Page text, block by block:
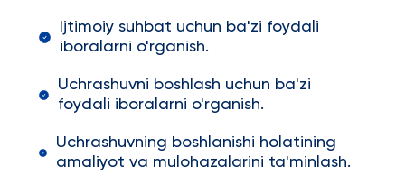
Ijtimoiy suhbat uchun ba'zi foydali
iboralarni o'rganish.
Uchrashuvni boshlash uchun ba'zi
foydali iboralarni o'rganish.
Uchrashuvning boshlanishi holatining
amaliyot va mulohazalarini ta'minlash.